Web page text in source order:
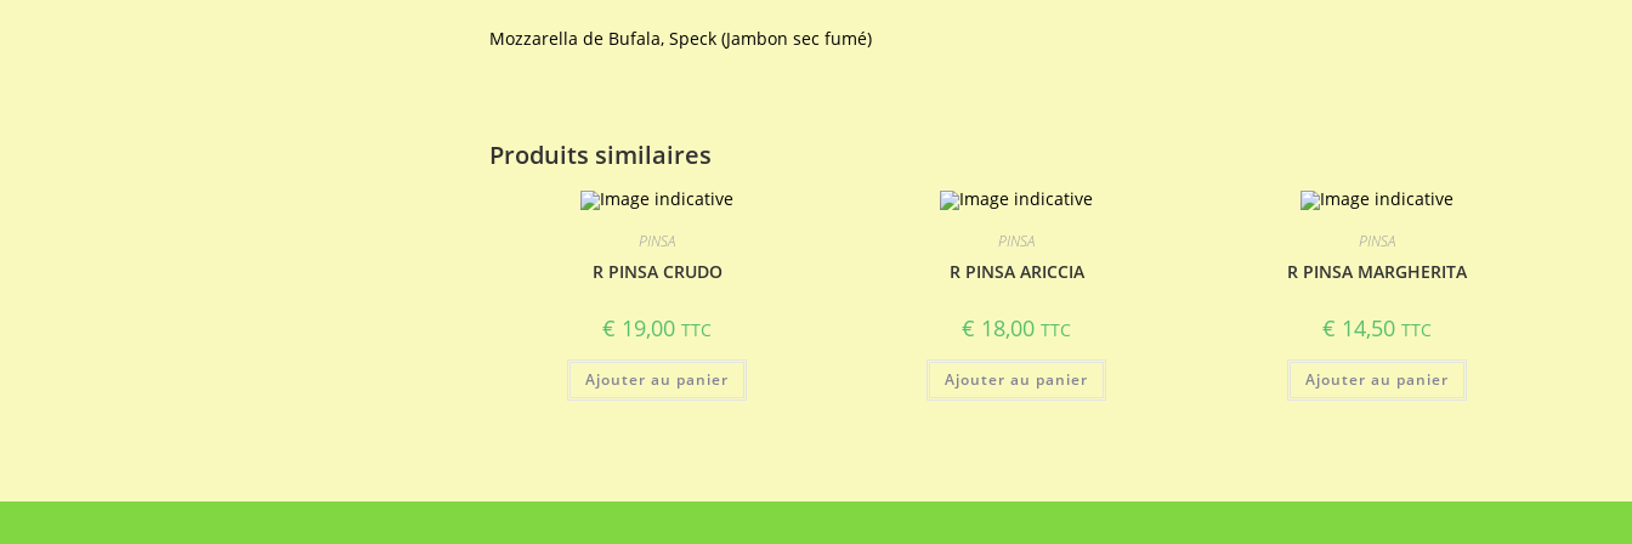
Mozzarella de Bufala, Speck (Jambon sec fumé)
Produits similaires
PINSA
R PINSA CRUDO
€ 19,00 TTC
Ajouter au panier
PINSA
R PINSA ARICCIA
€ 18,00 TTC
Ajouter au panier
PINSA
R PINSA MARGHERITA
€ 14,50 TTC
Ajouter au panier